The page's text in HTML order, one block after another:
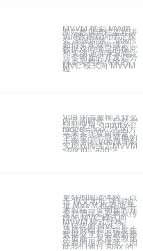
MVVM 框架 Mvvm
前端数据流框架精讲
Vue数据双向绑定探
究 面试问题：Vuejs
如何实现双向绑定
数据双向绑定的探究
和实现 近年来前端
一个明显的开发趋势
就是架构从传统的
MVC 模式向 MVVM
模
Vue 中需要输入什么
内容的时候，自然会
想到使用 <input v-
model="xxx" /> 的方
式来实现双向绑定。
下面是一个最简单的
示例 剖析Vue原理&
实现双向绑定MVVM
<div id="app">
更好的阅读体验，点
击 原文地址 项目地
址 MVVM 框架 近年
来前端一个明显的开
发趋势就是架构从传
统的 MVC 模式向
MVVM 模式迁移。
在传统的 MVC 下，
当前前端和后端发生
数据交互后会刷新整
个页面，从而导致比
较差的用户体验。因
此我们通过 Ajax 的